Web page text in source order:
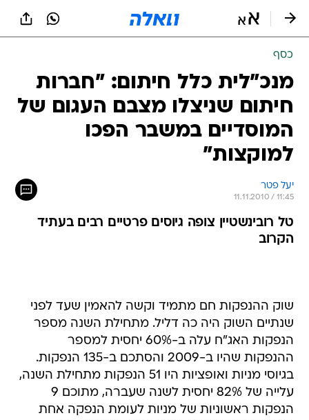
כסף
מנכ"לית כלל חיתום: "חברות
חיתום שניצלו מצבם העגום של
המוסדיים במשבר הפכו
למוקצות"
יעל פטר
11.11.2010 / 11:45
טל רובינשטיין צופה גיוסים פרטיים רבים בעתיד
הקרוב
שוק ההנפקות חם מתמיד וקשה להאמין שעד לפני
שנתיים השוק היה כה דליל. מתחילת השנה מספר
הנפקות האג"ח עלה ב-60% יחסית למספר
ההנפקות שהיו ב-2009 והסתכם ב-135 הנפקות.
בגיוסי מניות ואופציות היו 51 הנפקות מתחילת השנה,
עלייה של 82% יחסית לשנה שעברה, מתוכם 9
הנפקות ראשוניות של מניות לעומת הנפקה אחת